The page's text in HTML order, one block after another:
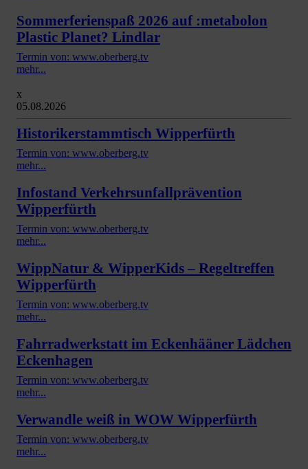
Sommerferienspaß 2026 auf :metabolon
Plastic Planet? Lindlar
Termin von: www.oberberg.tv
mehr...
x
05.08.2026
Historikerstammtisch Wipperfürth
Termin von: www.oberberg.tv
mehr...
Infostand Verkehrsunfallprävention
Wipperfürth
Termin von: www.oberberg.tv
mehr...
WippNatur & WipperKids – Regeltreffen
Wipperfürth
Termin von: www.oberberg.tv
mehr...
Fahrradwerkstatt im Eckenhääner Lädchen
Eckenhagen
Termin von: www.oberberg.tv
mehr...
Verwandle weiß in WOW Wipperfürth
Termin von: www.oberberg.tv
mehr...